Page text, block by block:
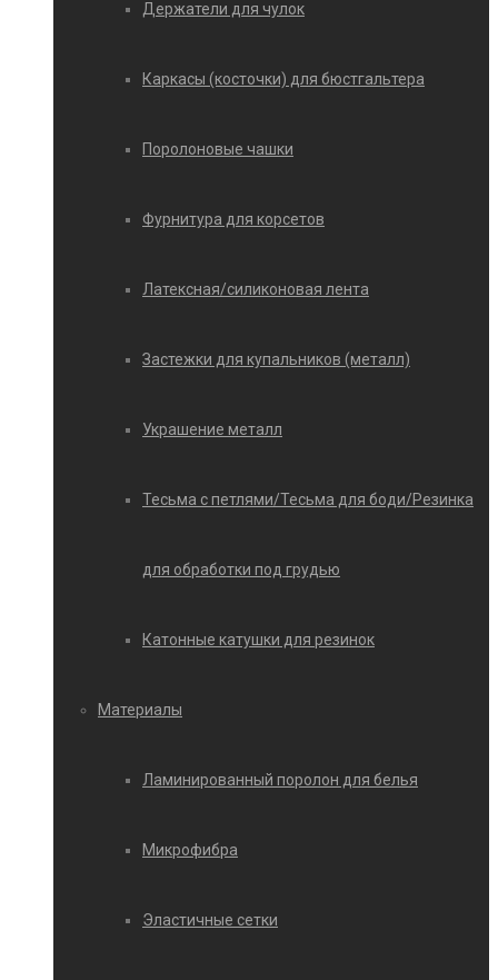
Держатели для чулок
Каркасы (косточки) для бюстгальтера
Поролоновые чашки
Фурнитура для корсетов
Латексная/силиконовая лента
Застежки для купальников (металл)
Украшение металл
Тесьма с петлями/Тесьма для боди/Резинка
для обработки под грудью
Катонные катушки для резинок
Материалы
Ламинированный поролон для белья
Микрофибра
Эластичные сетки